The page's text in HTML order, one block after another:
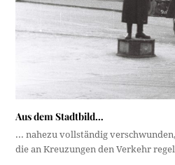
Aus dem Stadtbild…
... nahezu vollständig
die an Kreuzungen den Verkehr